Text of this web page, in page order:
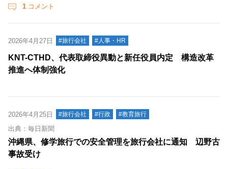
1 コメント
2026年4月27日 #旅行会社 #人事・HR
KNT-CTHD、代表取締役異動と新任役員内定 構造改革
推進へ体制強化
2026年4月25日 #旅行会社 #行政 #教育旅行
出典：毎日新聞
沖縄県、修学旅行での安全管理を旅行会社に通知 辺野古
事故受け